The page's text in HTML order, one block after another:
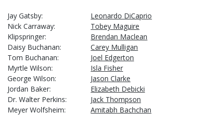
Jay Gatsby
Leonardo DiCaprio
Nick Carraway
Tobey Maguire
Klipspringer
Brendan Maclean
Daisy Buchanan
Carey Mulligan
Tom Buchanan
Joel Edgerton
Myrtle Wilson
Isla Fisher
George Wilson
Jason Clarke
Jordan Baker
Elizabeth Debicki
Dr. Walter Perkins
Jack Thompson
Meyer Wolfsheim
Amitabh Bachchan